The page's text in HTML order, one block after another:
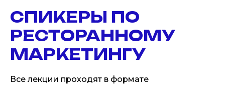
СПИКЕРЫ ПО
РЕСТОРАННОМУ
МАРКЕТИНГУ
Все лекции проходят в формате